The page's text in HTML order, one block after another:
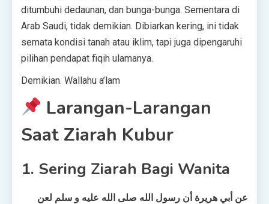
ditumbuhi dedaunan, dan bunga-bunga. Sementara di
Arab Saudi, tidak demikian. Dibiarkan kering, ini tidak
semata kondisi tanah atau iklim, tapi juga dipengaruhi
pilihan pendapat fiqih ulamanya.
Demikian. Wallahu a’lam
Larangan-Larangan
Saat Ziarah Kubur
1. Sering Ziarah Bagi Wanita
عن أبي هريرة أن رسول الله صلى الله عليه و سلم لعن